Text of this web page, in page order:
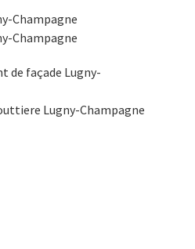
Champagne
Champagne
de façade Lugny-
Lugny-Champagne